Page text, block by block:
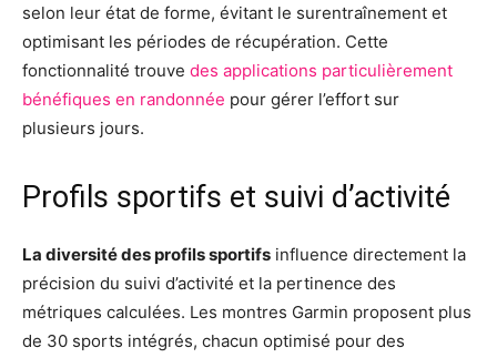
selon leur état de forme, évitant le surentraînement et
optimisant les périodes de récupération. Cette
fonctionnalité trouve des applications particulièrement
bénéfiques en randonnée pour gérer l’effort sur
plusieurs jours.
Profils sportifs et suivi d’activité
La diversité des profils sportifs influence directement la
précision du suivi d’activité et la pertinence des
métriques calculées. Les montres Garmin proposent plus
de 30 sports intégrés, chacun optimisé pour des